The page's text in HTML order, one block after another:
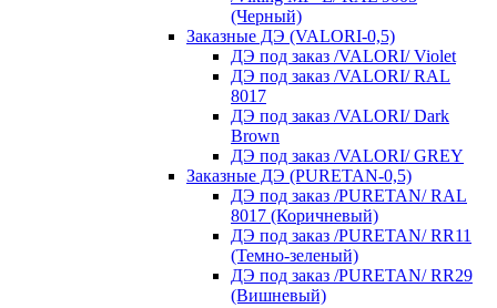
(Черный)
Заказные ДЭ (VALORI-0,5)
ДЭ под заказ /VALORI/ Violet
ДЭ под заказ /VALORI/ RAL
8017
ДЭ под заказ /VALORI/ Dark
Brown
ДЭ под заказ /VALORI/ GREY
Заказные ДЭ (PURETAN-0,5)
ДЭ под заказ /PURETAN/ RAL
8017 (Коричневый)
ДЭ под заказ /PURETAN/ RR11
(Темно-зеленый)
ДЭ под заказ /PURETAN/ RR29
(Вишневый)